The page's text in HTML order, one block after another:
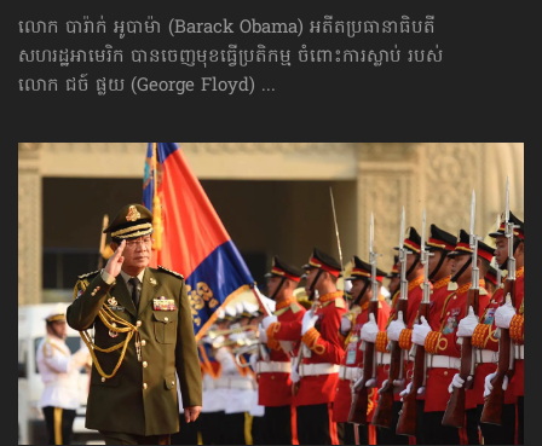
លោក បារ៉ាក់ អូបាម៉ា (Barack Obama) អតីតប្រធានាធិបតី
សហរដ្ឋអាមេរិក បាន​ចេញ​មុខធ្វើប្រតិកម្ម ចំពោះ​ការស្លាប់ របស់
លោក ជច៍ ផ្លយ (George Floyd) ...